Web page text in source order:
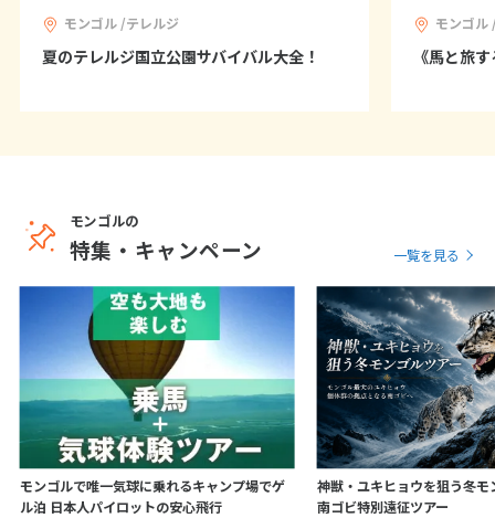
モンゴル /テレルジ
夏のテレルジ国立公園サバイバル大全！
モンゴル
《馬と旅
モンゴルの
特集・キャンペーン 一覧を見る
モンゴルで唯一気球に乗れるキャンプ場でゲ
ル泊 日本人パイロットの安心飛行
神獣・ユキヒョウを狙う冬
南ゴビ特別遠征ツアー